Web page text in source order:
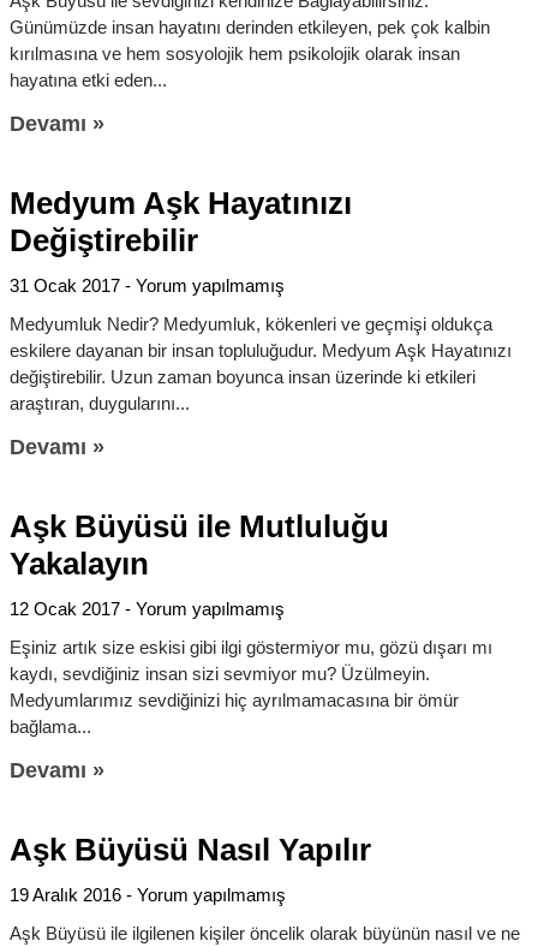
Günümüzde insan hayatını derinden etkileyen, pek çok kalbin
kırılmasına ve hem sosyolojik hem psikolojik olarak insan
hayatına etki eden
Devamı »
Medyum Aşk Hayatınızı
Değiştirebilir
31 Ocak 2017
Yorum yapılmamış
Medyumluk Nedir? Medyumluk, kökenleri ve geçmişi oldukça
eskilere dayanan bir insan topluluğudur. Medyum Aşk Hayatınızı
değiştirebilir. Uzun zaman boyunca insan üzerinde ki etkileri
araştıran, duygularını
Devamı »
Aşk Büyüsü ile Mutluluğu
Yakalayın
12 Ocak 2017
Yorum yapılmamış
Eşiniz artık size eskisi gibi ilgi göstermiyor mu, gözü dışarı mı
kaydı, sevdiğiniz insan sizi sevmiyor mu? Üzülmeyin.
Medyumlarımız sevdiğinizi hiç ayrılmamacasına bir ömür
bağlama
Devamı »
Aşk Büyüsü Nasıl Yapılır
19 Aralık 2016
Yorum yapılmamış
Aşk Büyüsü ile ilgilenen kişiler öncelik olarak büyünün nasıl ve ne